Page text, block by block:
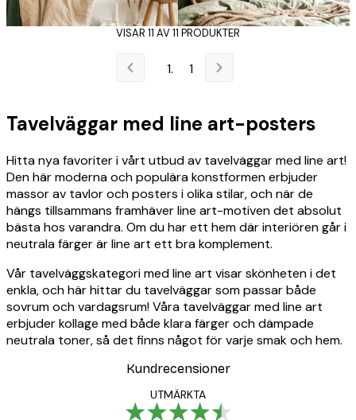
VISAR 11 AV 11 PRODUKTER
1
Tavelväggar med line art-posters
Hitta nya favoriter i vårt utbud av tavelväggar med line art!
Den här moderna och populära konstformen erbjuder
massor av tavlor och posters i olika stilar, och när de
hängs tillsammans framhäver line art-motiven det absolut
bästa hos varandra. Om du har ett hem där interiören går i
neutrala färger är line art ett bra komplement.
Vår tavelväggskategori med line art visar skönheten i det
enkla, och här hittar du tavelväggar som passar både
sovrum och vardagsrum! Våra tavelväggar med line art
erbjuder kollage med både klara färger och dämpade
neutrala toner, så det finns något för varje smak och hem.
Kundrecensioner
UTMÄRKTA